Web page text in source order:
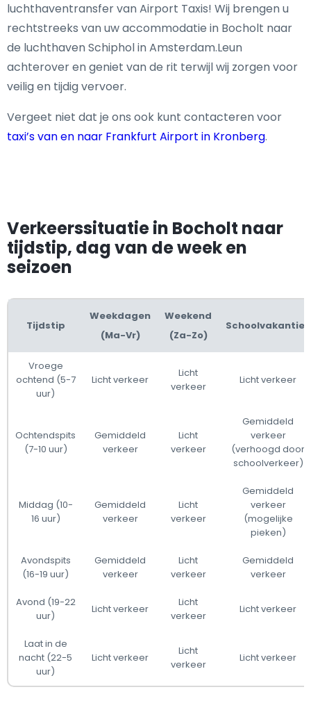
luchthaventransfer van Airport Taxis! Wij brengen u
rechtstreeks van uw accommodatie in Bocholt naar
de luchthaven Schiphol in Amsterdam.Leun
achterover en geniet van de rit terwijl wij zorgen voor
veilig en tijdig vervoer.
Vergeet niet dat je ons ook kunt contacteren voor
taxi’s van en naar Frankfurt Airport in Kronberg.
Verkeerssituatie in Bocholt naar
tijdstip, dag van de week en
seizoen
Tijdstip
Weekdagen
(Ma-Vr)
Weekend
(Za-Zo)
Schoolvakanties
Vroege
ochtend (5-7
uur)
Licht verkeer
Licht
verkeer
Licht verkeer
Ochtendspits
(7-10 uur)
Gemiddeld
verkeer
Licht
verkeer
Gemiddeld
verkeer
(verhoogd door
schoolverkeer)
Middag (10-
16 uur)
Gemiddeld
verkeer
Licht
verkeer
Gemiddeld
verkeer
(mogelijke
pieken)
Avondspits
(16-19 uur)
Gemiddeld
verkeer
Licht
verkeer
Gemiddeld
verkeer
Avond (19-22
uur)
Licht verkeer
Licht
verkeer
Licht verkeer
Laat in de
nacht (22-5
uur)
Licht verkeer
Licht
verkeer
Licht verkeer